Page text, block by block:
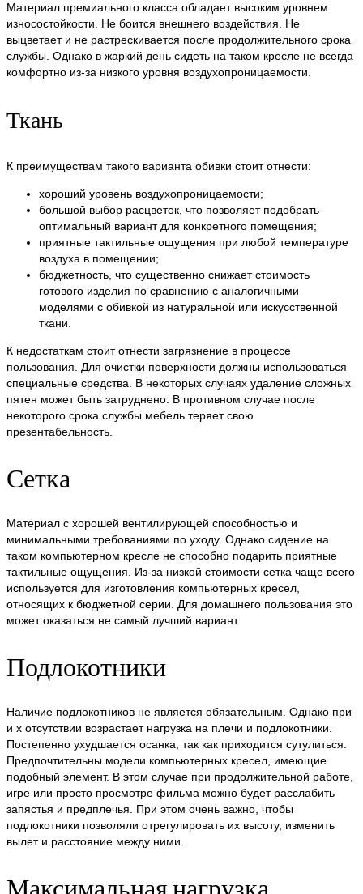
Материал премиального класса обладает высоким уровнем
износостойкости. Не боится внешнего воздействия. Не
выцветает и не растрескивается после продолжительного срока
службы. Однако в жаркий день сидеть на таком кресле не всегда
комфортно из-за низкого уровня воздухопроницаемости.
Ткань
К преимуществам такого варианта обивки стоит отнести:
хороший уровень воздухопроницаемости;
большой выбор расцветок, что позволяет подобрать
оптимальный вариант для конкретного помещения;
приятные тактильные ощущения при любой температуре
воздуха в помещении;
бюджетность, что существенно снижает стоимость
готового изделия по сравнению с аналогичными
моделями с обивкой из натуральной или искусственной
ткани.
К недостаткам стоит отнести загрязнение в процессе
пользования. Для очистки поверхности должны использоваться
специальные средства. В некоторых случаях удаление сложных
пятен может быть затруднено. В противном случае после
некоторого срока службы мебель теряет свою
презентабельность.
Сетка
Материал с хорошей вентилирующей способностью и
минимальными требованиями по уходу. Однако сидение на
таком компьютерном кресле не способно подарить приятные
тактильные ощущения. Из-за низкой стоимости сетка чаще всего
используется для изготовления компьютерных кресел,
относящих к бюджетной серии. Для домашнего пользования это
может оказаться не самый лучший вариант.
Подлокотники
Наличие подлокотников не является обязательным. Однако при
и х отсутствии возрастает нагрузка на плечи и подлокотники.
Постепенно ухудшается осанка, так как приходится сутулиться.
Предпочтительны модели компьютерных кресел, имеющие
подобный элемент. В этом случае при продолжительной работе,
игре или просто просмотре фильма можно будет расслабить
запястья и предплечья. При этом очень важно, чтобы
подлокотники позволяли отрегулировать их высоту, изменить
вылет и расстояние между ними.
Максимальная нагрузка